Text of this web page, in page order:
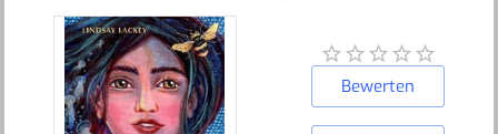
Bewerten